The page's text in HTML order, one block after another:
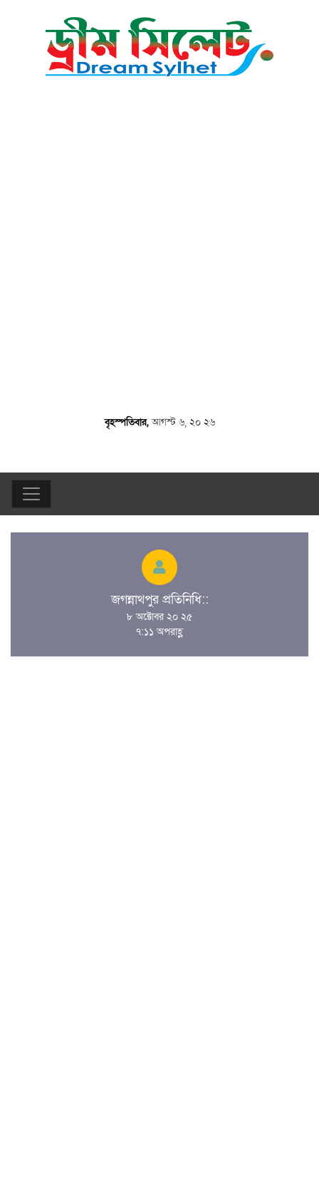
বৃহস্পতিবার,আগস্ট ৬, ২০ ২৬
জগন্নাথপুর প্রতিনিধি::
৮ অক্টোবর ২০ ২৫
৭:১১ অপরাহ্ণ